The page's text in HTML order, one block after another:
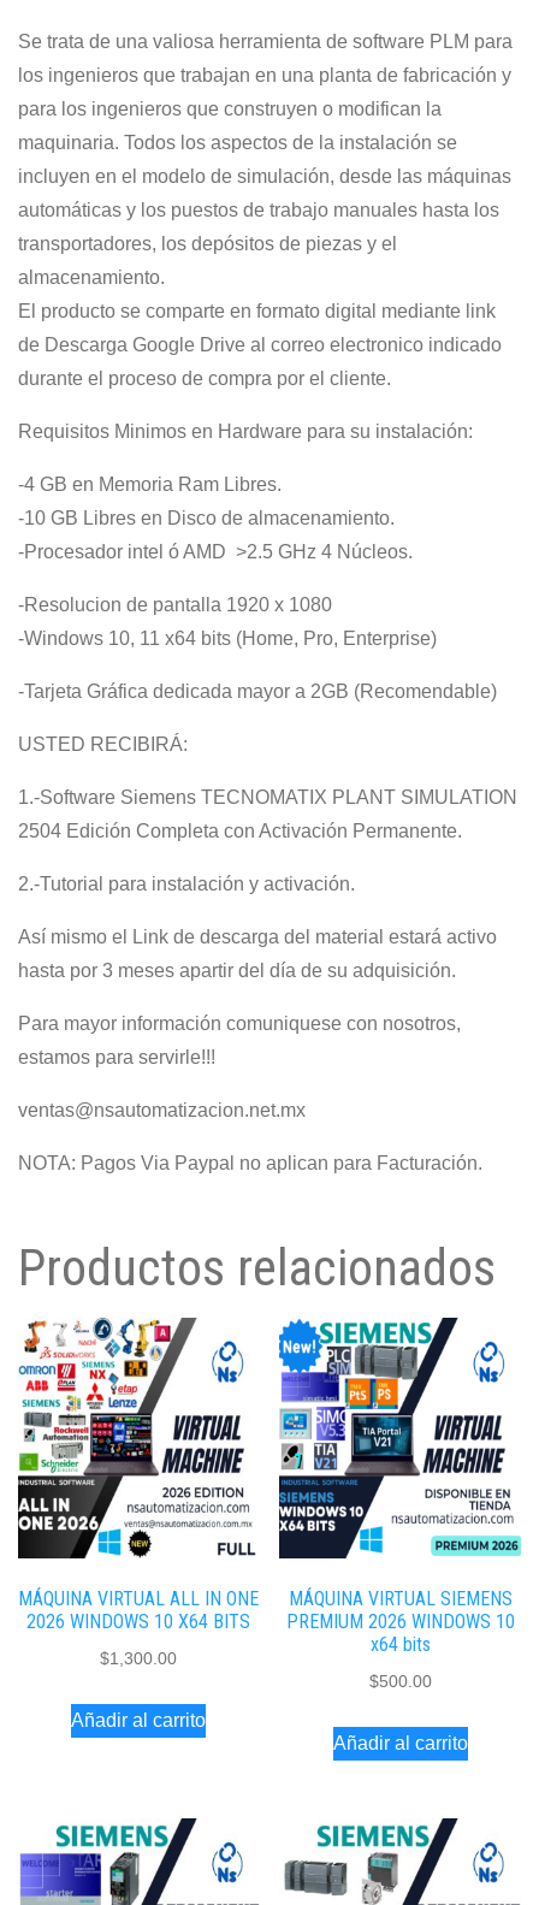
Se trata de una valiosa herramienta de software PLM para
los ingenieros que trabajan en una planta de fabricación y
para los ingenieros que construyen o modifican la
maquinaria. Todos los aspectos de la instalación se
incluyen en el modelo de simulación, desde las máquinas
automáticas y los puestos de trabajo manuales hasta los
transportadores, los depósitos de piezas y el
almacenamiento.
El producto se comparte en formato digital mediante link
de Descarga Google Drive al correo electronico indicado
durante el proceso de compra por el cliente.
Requisitos Minimos en Hardware para su instalación:
-4 GB en Memoria Ram Libres.
-10 GB Libres en Disco de almacenamiento.
-Procesador intel ó AMD >2.5 GHz 4 Núcleos.
-Resolucion de pantalla 1920 x 1080
-Windows 10, 11 x64 bits (Home, Pro, Enterprise)
-Tarjeta Gráfica dedicada mayor a 2GB (Recomendable)
USTED RECIBIRÁ:
1.-Software Siemens TECNOMATIX PLANT SIMULATION
2504 Edición Completa con Activación Permanente.
2.-Tutorial para instalación y activación.
Así mismo el Link de descarga del material estará activo
hasta por 3 meses apartir del día de su adquisición.
Para mayor información comuniquese con nosotros,
estamos para servirle!!!
ventas@nsautomatizacion.net.mx
NOTA: Pagos Via Paypal no aplican para Facturación.
Productos relacionados
MÁQUINA VIRTUAL ALL IN ONE
2026 WINDOWS 10 X64 BITS
$1,300.00
Añadir al carrito
MÁQUINA VIRTUAL SIEMENS
PREMIUM 2026 WINDOWS 10
x64 bits
$500.00
Añadir al carrito